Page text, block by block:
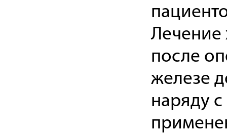
Лечение
после
железе
наряду